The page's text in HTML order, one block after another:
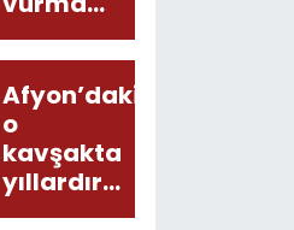
olayında
yeni bilgiler
geldi...
Meğer, kan
donduracak
olaylar
olmuş...
Afyon’daki
o
kavşakta
yıllardır
değişen